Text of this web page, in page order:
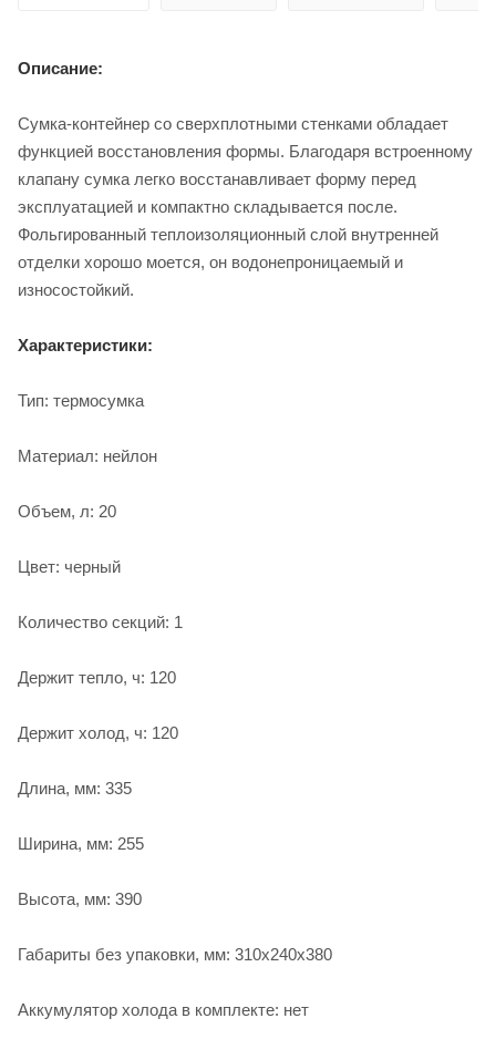
Описание:
Сумка-контейнер со сверхплотными стенками обладает
функцией восстановления формы. Благодаря встроенному
клапану сумка легко восстанавливает форму перед
эксплуатацией и компактно складывается после.
Фольгированный теплоизоляционный слой внутренней
отделки хорошо моется, он водонепроницаемый и
износостойкий.
Характеристики:
Тип: термосумка
Материал: нейлон
Объем, л: 20
Цвет: черный
Количество секций: 1
Держит тепло, ч: 120
Держит холод, ч: 120
Длина, мм: 335
Ширина, мм: 255
Высота, мм: 390
Габариты без упаковки, мм: 310х240х380
Аккумулятор холода в комплекте: нет